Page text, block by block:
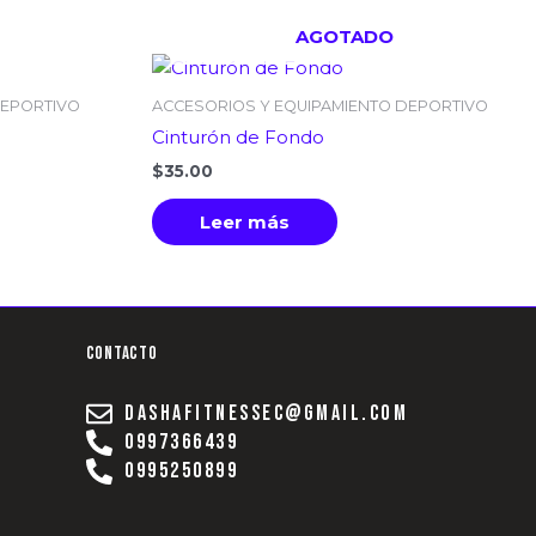
AGOTADO
ACCESORIOS Y EQUIPAMIENTO DEPORTIVO
Cinturón de Fondo
$35.00
Leer más
Contacto
dashafitnessec@gmail.com
0997366439
0995250899